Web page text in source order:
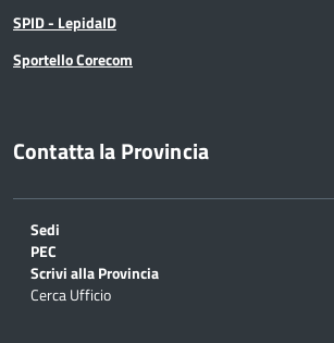
SPID - LepidaID
Sportello Corecom
Contatta la Provincia
Sedi
PEC
Scrivi alla Provincia
Cerca Ufficio